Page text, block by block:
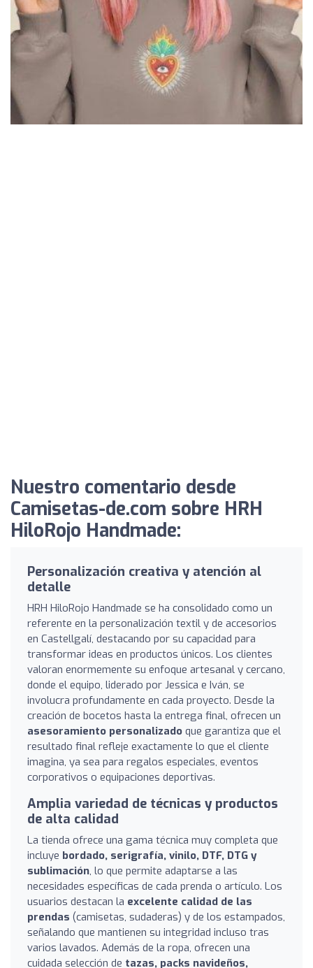
Nuestro comentario desde
Camisetas-de.com sobre HRH
HiloRojo Handmade:
Personalización creativa y atención al
detalle
HRH HiloRojo Handmade se ha consolidado como un
referente en la personalización textil y de accesorios
en Castellgalí, destacando por su capacidad para
transformar ideas en productos únicos. Los clientes
valoran enormemente su enfoque artesanal y cercano,
donde el equipo, liderado por Jessica e Iván, se
involucra profundamente en cada proyecto. Desde la
creación de bocetos hasta la entrega final, ofrecen un
asesoramiento personalizado que garantiza que el
resultado final refleje exactamente lo que el cliente
imagina, ya sea para regalos especiales, eventos
corporativos o equipaciones deportivas.
Amplia variedad de técnicas y productos
de alta calidad
La tienda ofrece una gama técnica muy completa que
incluye bordado, serigrafía, vinilo, DTF, DTG y
sublimación, lo que permite adaptarse a las
necesidades específicas de cada prenda o artículo. Los
usuarios destacan la excelente calidad de las
prendas (camisetas, sudaderas) y de los estampados,
señalando que mantienen su integridad incluso tras
varios lavados. Además de la ropa, ofrecen una
cuidada selección de tazas, packs navideños,